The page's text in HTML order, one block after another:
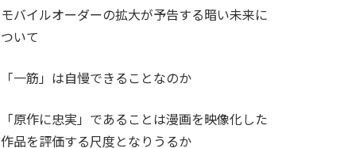
モバイルオーダーの拡大が予告する暗い未来に
ついて
「一筋」は自慢できることなのか
「原作に忠実」であることは漫画を映像化した
作品を評価する尺度となりうるか